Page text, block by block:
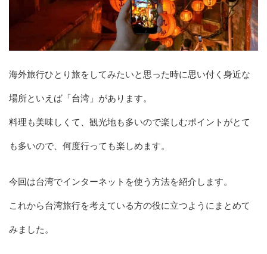
海外旅行ひとり旅をしてみたいと思った時に思い付く身近な
場所といえば「台湾」があります。
料理も美味しくて、観光地も多いので楽しむポイントがとて
も多いので、何度行っても楽しめます。
今回は台湾でインターネットを使う方法を紹介します。
これから台湾旅行を考えている方の役に立つようにまとめて
みました。